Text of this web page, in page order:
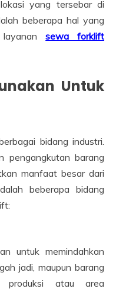
yang tersebar di
beberapa hal yang
layanansewa forklift
Untuk
bidang industri.
pengangkutan barang
manfaat besar dari
beberapa bidang
untuk memindahkan
jadi, maupun barang
atau area